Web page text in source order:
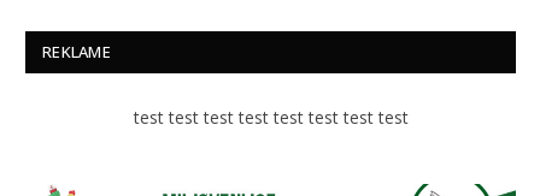
REKLAME
test test test test test test test test